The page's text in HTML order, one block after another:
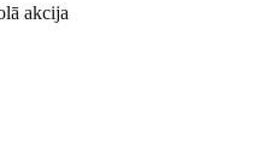
akcija